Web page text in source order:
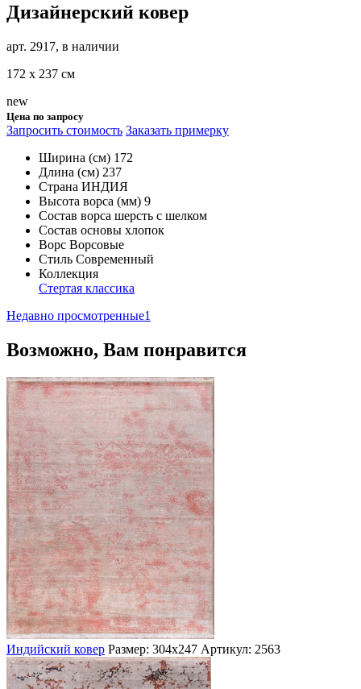
Дизайнерский ковер
арт. 2917, в наличии
172 х 237 см
new
Цена по запросу
Запросить стоимость Заказать примерку
Ширина (см) 172
Длина (см) 237
Страна ИНДИЯ
Высота ворса (мм) 9
Состав ворса шерсть с шелком
Состав основы хлопок
Ворс Ворсовые
Стиль Современный
Коллекция
Стертая классика
Недавно просмотренные1
Возможно, Вам понравится
Индийский ковер Размер: 304х247 Артикул: 2563